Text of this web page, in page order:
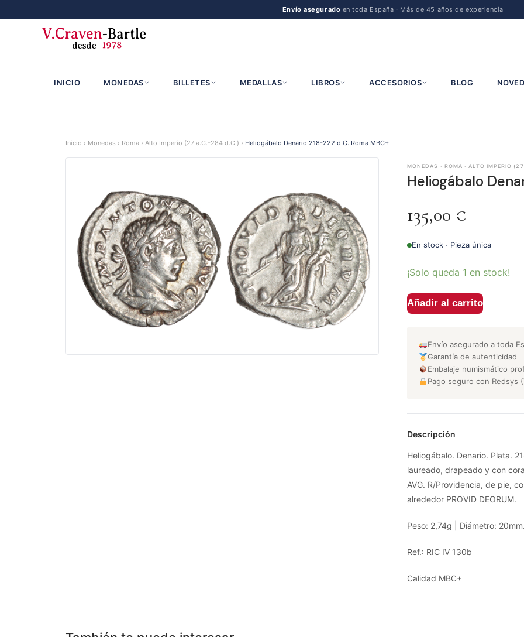
Envío asegurado en toda España · Más de 45 años de experiencia
INICIO MONEDAS BILLETES MEDALLAS LIBROS ACCESORIOS BLOG
Inicio › Monedas › Roma › Alto Imperio (27 a.C.-284 d.C.) › Heliogábalo Denario 218-222 d.C. Roma MBC+
MONEDAS · ROMA · ALTO IMPERIO
Heliogábalo
135,00 €
En stock · Pieza única
¡Solo queda 1 en stock!
Añadir al carrito
Envío asegurado a toda
Garantía de autenticidad
Embalaje numismático
Pago seguro con Redsys
Descripción
Heliogábalo. Denario. Plata.
laureado, drapeado y con
AVG. R/Providencia, de pie,
alrededor PROVID DEORUM.
Peso: 2,74g | Diámetro:
Ref.: RIC IV 130b
Calidad MBC+